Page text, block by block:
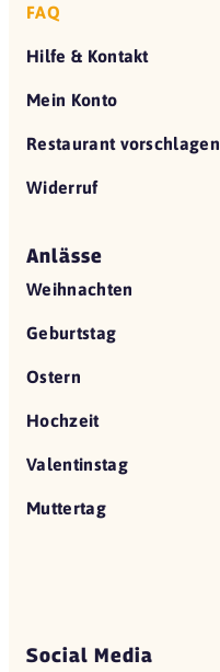
FAQ
Hilfe & Kontakt
Mein Konto
Restaurant vorschlagen
Widerruf
Anlässe
Weihnachten
Geburtstag
Ostern
Hochzeit
Valentinstag
Muttertag
Social Media